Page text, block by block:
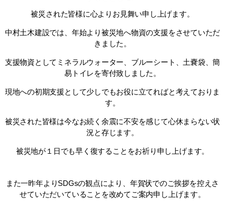
被災された皆様に心よりお見舞い申し上げます。
中村土木建設では、年始より被災地へ物資の支援をさせていただ
きました。
支援物資としてミネラルウォーター、ブルーシート、土嚢袋、簡
易トイレを寄付致しました。
現地への初期支援として少しでもお役に立てればと考えておりま
す。
被災された皆様は今なお続く余震に不安を感じて心休まらない状
況と存じます。
被災地が１日でも早く復することをお祈り申し上げます。
また一昨年よりSDGsの観点により、年賀状でのご挨拶を控えさ
せていただいていることを改めてご案内申し上げます。